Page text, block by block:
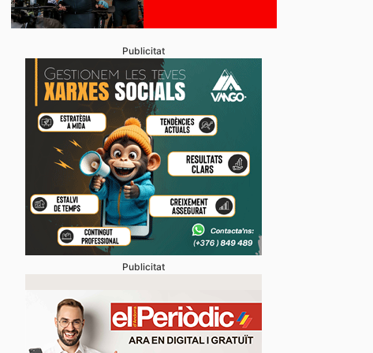
Publicitat
Publicitat